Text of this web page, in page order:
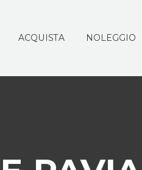
ACQUISTA NOLEGGIO